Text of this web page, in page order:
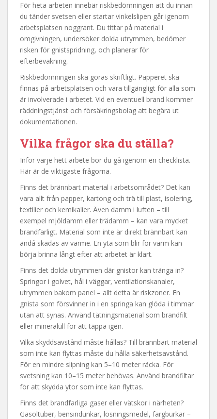
För heta arbeten innebär riskbedömningen att du innan
du tänder svetsen eller startar vinkelslipen går igenom
arbetsplatsen noggrant. Du tittar på material i
omgivningen, undersöker dolda utrymmen, bedömer
risken för gnistspridning, och planerar för
efterbevakning.
Riskbedömningen ska göras skriftligt. Papperet ska
finnas på arbetsplatsen och vara tillgängligt för alla som
är involverade i arbetet. Vid en eventuell brand kommer
räddningstjänst och försäkringsbolag att begära ut
dokumentationen.
Vilka frågor ska du ställa?
Inför varje hett arbete bör du gå igenom en checklista.
Här är de viktigaste frågorna.
Finns det brännbart material i arbetsområdet? Det kan
vara allt från papper, kartong och trä till plast, isolering,
textilier och kemikalier. Även damm i luften – till
exempel mjöldamm eller trädamm – kan vara mycket
brandfarligt. Material som inte är direkt brännbart kan
ändå skadas av värme. En yta som blir för varm kan
börja brinna långt efter att arbetet är klart.
Finns det dolda utrymmen där gnistor kan tränga in?
Springor i golvet, hål i väggar, ventilationskanaler,
utrymmen bakom panel – allt detta är riskzoner. En
gnista som försvinner in i en springa kan glöda i timmar
utan att synas. Använd tätningsmaterial som brandfilt
eller mineralull för att täppa igen.
Vilka skyddsavstånd måste hållas? Till brännbart material
som inte kan flyttas måste du hålla säkerhetsavstånd.
För en mindre slipning kan 5–10 meter räcka. För
svetsning kan 10–15 meter behövas. Använd brandfiltar
för att skydda ytor som inte kan flyttas.
Finns det brandfarliga gaser eller vätskor i närheten?
Gasoltuber, bensindunkar, lösningsmedel, färgburkar –